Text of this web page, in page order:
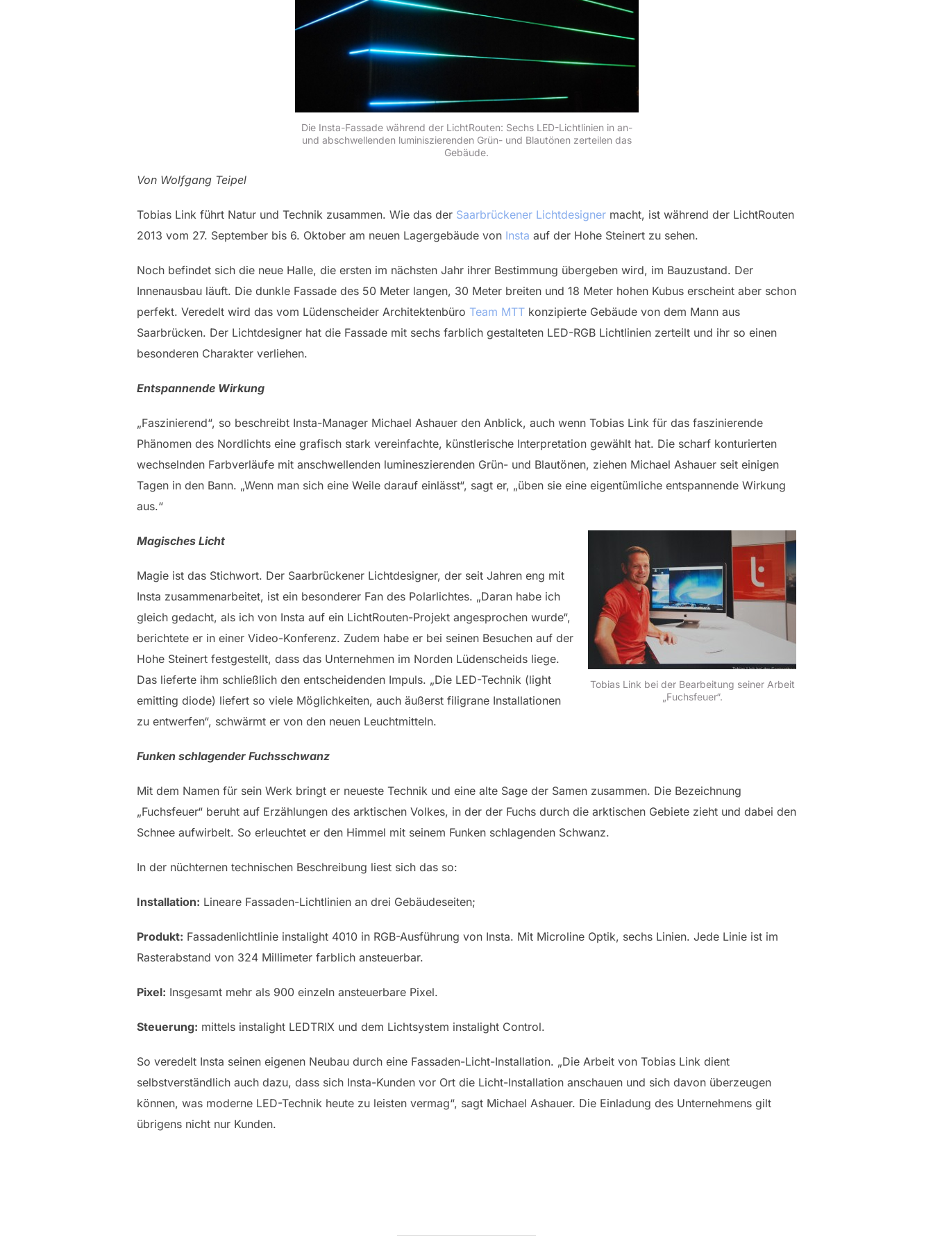
Die Insta-Fassade während der LichtRouten: Sechs LED-Lichtlinien in an-
und abschwellenden luminiszierenden Grün- und Blautönen zerteilen das
Gebäude.
Von Wolfgang Teipel
Tobias Link führt Natur und Technik zusammen. Wie das der Saarbrückener Lichtdesigner macht, ist während der LichtRouten
2013 vom 27. September bis 6. Oktober am neuen Lagergebäude von Insta auf der Hohe Steinert zu sehen.
Noch befindet sich die neue Halle, die ersten im nächsten Jahr ihrer Bestimmung übergeben wird, im Bauzustand. Der
Innenausbau läuft. Die dunkle Fassade des 50 Meter langen, 30 Meter breiten und 18 Meter hohen Kubus erscheint aber schon
perfekt. Veredelt wird das vom Lüdenscheider Architektenbüro Team MTT konzipierte Gebäude von dem Mann aus
Saarbrücken. Der Lichtdesigner hat die Fassade mit sechs farblich gestalteten LED-RGB Lichtlinien zerteilt und ihr so einen
besonderen Charakter verliehen.
Entspannende Wirkung
„Faszinierend“, so beschreibt Insta-Manager Michael Ashauer den Anblick, auch wenn Tobias Link für das faszinierende
Phänomen des Nordlichts eine grafisch stark vereinfachte, künstlerische Interpretation gewählt hat. Die scharf konturierten
wechselnden Farbverläufe mit anschwellenden lumineszierenden Grün- und Blautönen, ziehen Michael Ashauer seit einigen
Tagen in den Bann. „Wenn man sich eine Weile darauf einlässt“, sagt er, „üben sie eine eigentümliche entspannende Wirkung
aus.“
Tobias Link bei der Bearbeitung seiner Arbeit
„Fuchsfeuer“.
Magisches Licht
Magie ist das Stichwort. Der Saarbrückener Lichtdesigner, der seit Jahren eng mit
Insta zusammenarbeitet, ist ein besonderer Fan des Polarlichtes. „Daran habe ich
gleich gedacht, als ich von Insta auf ein LichtRouten-Projekt angesprochen wurde“,
berichtete er in einer Video-Konferenz. Zudem habe er bei seinen Besuchen auf der
Hohe Steinert festgestellt, dass das Unternehmen im Norden Lüdenscheids liege.
Das lieferte ihm schließlich den entscheidenden Impuls. „Die LED-Technik (light
emitting diode) liefert so viele Möglichkeiten, auch äußerst filigrane Installationen
zu entwerfen“, schwärmt er von den neuen Leuchtmitteln.
Funken schlagender Fuchsschwanz
Mit dem Namen für sein Werk bringt er neueste Technik und eine alte Sage der Samen zusammen. Die Bezeichnung
„Fuchsfeuer“ beruht auf Erzählungen des arktischen Volkes, in der der Fuchs durch die arktischen Gebiete zieht und dabei den
Schnee aufwirbelt. So erleuchtet er den Himmel mit seinem Funken schlagenden Schwanz.
In der nüchternen technischen Beschreibung liest sich das so:
Installation: Lineare Fassaden-Lichtlinien an drei Gebäudeseiten;
Produkt: Fassadenlichtlinie instalight 4010 in RGB-Ausführung von Insta. Mit Microline Optik, sechs Linien. Jede Linie ist im
Rasterabstand von 324 Millimeter farblich ansteuerbar.
Pixel: Insgesamt mehr als 900 einzeln ansteuerbare Pixel.
Steuerung: mittels instalight LEDTRIX und dem Lichtsystem instalight Control.
So veredelt Insta seinen eigenen Neubau durch eine Fassaden-Licht-Installation. „Die Arbeit von Tobias Link dient
selbstverständlich auch dazu, dass sich Insta-Kunden vor Ort die Licht-Installation anschauen und sich davon überzeugen
können, was moderne LED-Technik heute zu leisten vermag“, sagt Michael Ashauer. Die Einladung des Unternehmens gilt
übrigens nicht nur Kunden.